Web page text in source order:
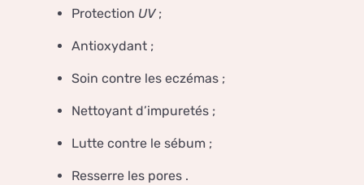
Protection UV;
Antioxydant ;
Soin contre les eczémas ;
Nettoyant d’impuretés ;
Lutte contre le sébum ;
Resserre les pores .